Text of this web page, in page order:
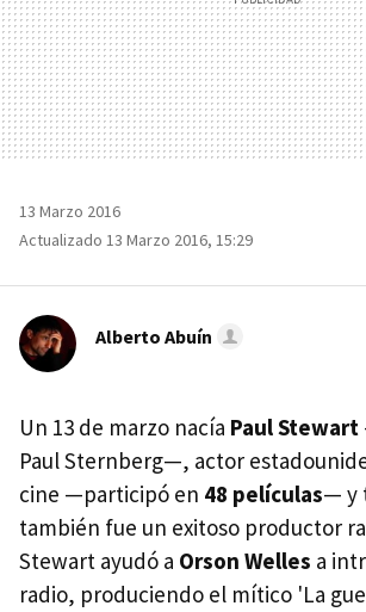
13 Marzo 2016
Actualizado 13 Marzo 2016, 15:29
Alberto Abuín
Un 13 de marzo nacía Paul Stewart
Paul Sternberg—, actor
cine —participó en 48 películas— y
también fue un exitoso productor
Stewart ayudó a Orson Welles a
radio, produciendo el mítico 'La